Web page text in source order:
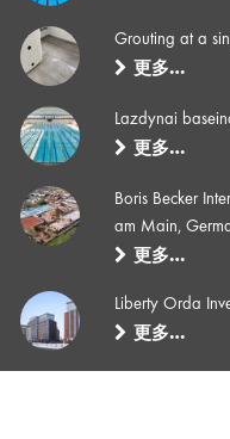
Grouting at a
更多…
Lazdynai
更多…
Boris Becker
am Main,
更多…
Liberty Orda
更多…